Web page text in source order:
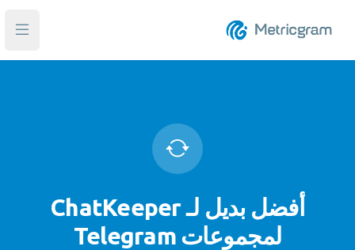
فتح
أفضل بديل لـ ChatKeeper
لمجموعات Telegram